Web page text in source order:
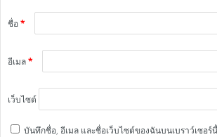
ชื่อ*
อีเมล*
เว็บไซต์
บันทึกชื่อ, อีเมล และชื่อเว็บไซต์ของฉันบนเบราว์เซอ